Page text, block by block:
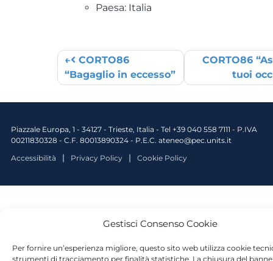
Gestisci Consenso Cookie
Per fornire un’esperienza migliore, questo sito web utilizza cookie
strumenti di tracciamento per finalità statistiche. La chiusura del
Paesa: Italia
Post navigation
CORTO86
“Bagaglio in eccesso”
CORTO86
tuoi
Piazzale Europa, 1 - 34127 - Trieste, Italia - Tel +39 040 558 7111 - P.IVA
00211830328 - C.F. 80013890324 - P.E.C. ateneo@pec.units.it
Accessibilità
Privacy Policy Cookie Policy